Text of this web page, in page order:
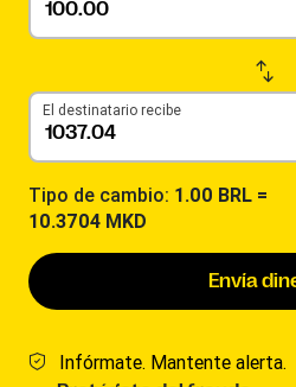
El destinatario recibe
Tipo de cambio: 1.00 BRL =
10.3704 MKD
Envía
Infórmate. Mantente alerta.